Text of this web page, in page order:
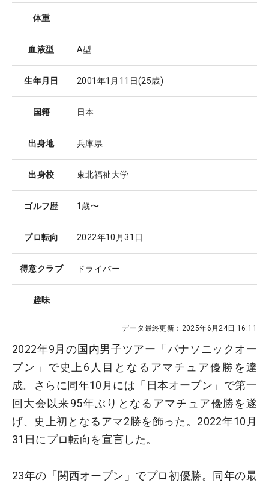
体重
血液型 A型
生年月日 2001年1月11日(25歳)
国籍 日本
出身地 兵庫県
出身校 東北福祉大学
ゴルフ歴 1歳〜
プロ転向 2022年10月31日
得意クラブ ドライバー
趣味
データ最終更新： 2025年6月24日 16:11
2022年9月の国内男子ツアー「パナソニックオー
プン」で史上6人目となるアマチュア優勝を達
成。さらに同年10月には「日本オープン」で第一
回大会以来95年ぶりとなるアマチュア優勝を遂
げ、史上初となるアマ2勝を飾った。2022年10月
31日にプロ転向を宣言した。
23年の「関西オープン」でプロ初優勝。同年の最